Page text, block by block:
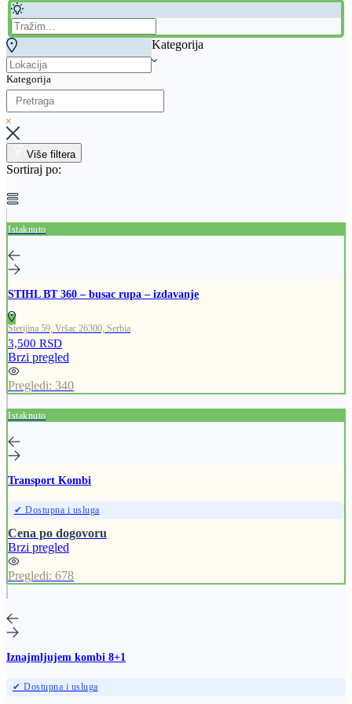
Kategorija
Kategorija
Više filtera
Sortiraj po:
Istaknuto
STIHL BT 360 – busac rupa – izdavanje
Sterijina 59, Vršac 26300, Serbia
3,500 RSD
Brzi pregled
Pregledi: 340
Istaknuto
Transport Kombi
✔ Dostupna i usluga
Cena po dogovoru
Brzi pregled
Pregledi: 678
Iznajmljujem kombi 8+1
✔ Dostupna i usluga